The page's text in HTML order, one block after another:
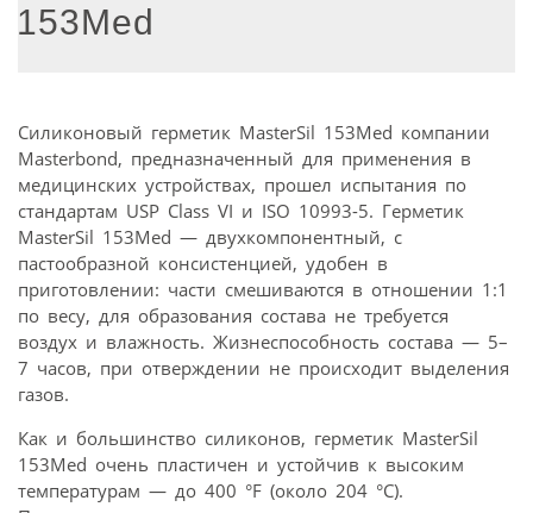
153Med
Силиконовый герметик MasterSil 153Med компании
Masterbond, предназначенный для применения в
медицинских устройствах, прошел испытания по
стандартам USP Class VI и ISO 10993-5. Герметик
MasterSil 153Med — двухкомпонентный, с
пастообразной консистенцией, удобен в
приготовлении: части смешиваются в отношении 1:1
по весу, для образования состава не требуется
воздух и влажность. Жизнеспособность состава — 5–
7 часов, при отверждении не происходит выделения
газов.
Как и большинство силиконов, герметик MasterSil
153Med очень пластичен и устойчив к высоким
температурам — до 400 °F (около 204 °С).